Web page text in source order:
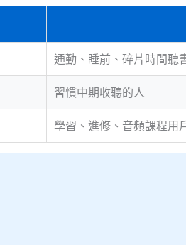
通勤、睡前、碎片時間聽
習慣中期收聽的人
學習、進修、音頻課程用